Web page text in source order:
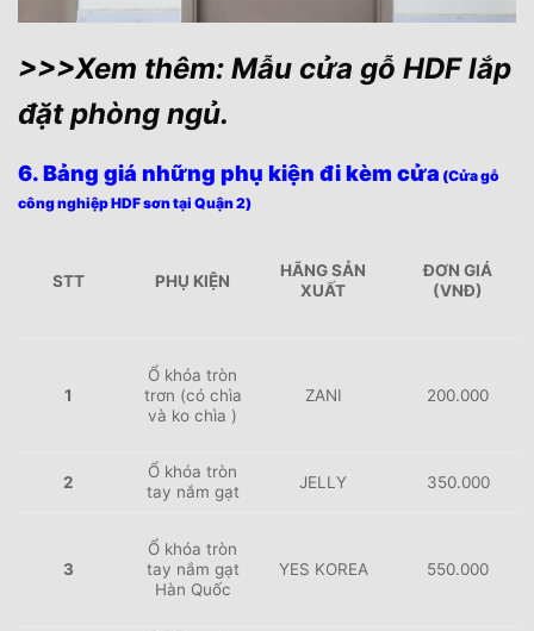
>>>Xem thêm: Mẫu cửa gỗ HDF lắp
đặt phòng ngủ.
6. Bảng giá những phụ kiện đi kèm cửa (Cửa gỗ
công nghiệp HDF sơn tại Quận 2)
STT PHỤ KIỆN
HÃNG SẢN
XUẤT
ĐƠN GIÁ
(VNĐ)
1
Ổ khóa tròn
trơn (có chìa
và ko chìa )
ZANI 200.000
2
Ổ khóa tròn
tay nắm gạt
JELLY 350.000
3
Ổ khóa tròn
tay nắm gạt
Hàn Quốc
YES KOREA 550.000